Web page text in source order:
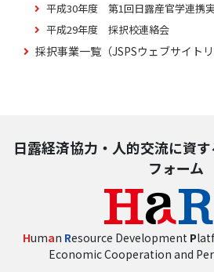
平成30年度 第1回日露産官学連携
平成29年度 採択校連絡会
採択事業一覧（JSPSウェブサイトリ
日露経済協力・人的交流に資
フォーム
Human Resource Development P
Economic Cooperation and